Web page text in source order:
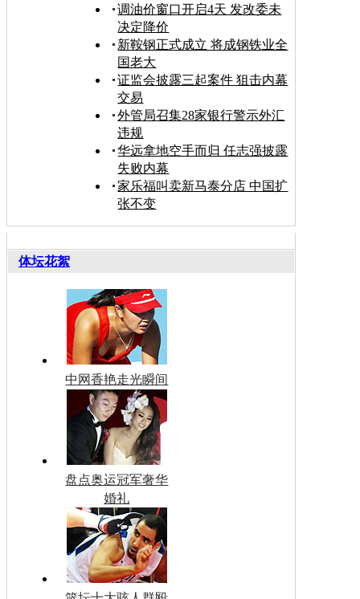
调油价窗口开启4天 发改委未
决定降价
新鞍钢正式成立 将成钢铁业全
国老大
证监会披露三起案件 狙击内幕
交易
外管局召集28家银行警示外汇
违规
华远拿地空手而归 任志强披露
失败内幕
家乐福叫卖新马泰分店 中国扩
张不变
体坛花絮
中网香艳走光瞬间
盘点奥运冠军奢华
婚礼